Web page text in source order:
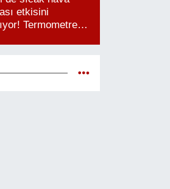
etkisini
Termometreler